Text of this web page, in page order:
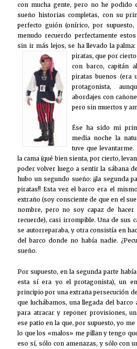
con mucha gente, pero no he podido
sueño historias completas, con su
perfecto guión (onírico, por
menudo recuerdo perfectamente
sin ir más lejos, se ha llevado la
piratas, que por
con barco, capitán
piratas buenos (era
protagonista,
abordajes con
pero sin muertos y
Ése ha sido mi
media noche la
tuve que
la cama (qué bien sienta, por cierto,
poder volver luego a sentir la sábana
hubo un segundo sueño: ¡¡la segunda
piratas!! Esta vez el barco era el
extraño (soy consciente de que en el
nombre, pero no soy capaz de
recuerde), casi irrompible. Una de sus
se autorreparaba, y otra consistía en
del barco donde no había nadie.
sueño.
Por supuesto, en la segunda parte
esta sí era yo el protagonista), un
principio por una extraña persecución
que luchábamos, una llegada del
para atracar y reponer provisiones,
ese patio en la que, por supuesto, yo
lo que los «malos» me pillan y tengo
eso sí, sólo con amenazas, y sólo con